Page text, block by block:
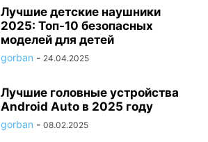
Лучшие детские наушники
2025: Топ-10 безопасных
моделей для детей
gorban - 24.04.2025
Лучшие головные устройства
Android Auto в 2025 году
gorban - 08.02.2025